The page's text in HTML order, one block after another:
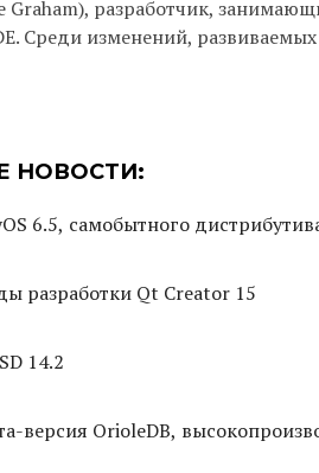
разработчик,
Среди изменений,
НОВОСТИ:
6.5, самобытного
разработки Qt Creator 15
14.2
версия OrioleDB,